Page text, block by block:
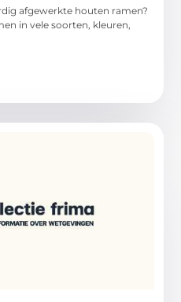
afgewerkte houten ramen?
in vele soorten, kleuren,